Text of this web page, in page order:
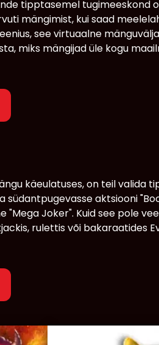
tipptasemel tugimeeskond
mängimist, kui saad
see virtuaalne
miks mängijad üle kogu
käeulatuses, on teil valida
aktsiooni
Joker". Kuid see pole
rulettis või bakaraatides